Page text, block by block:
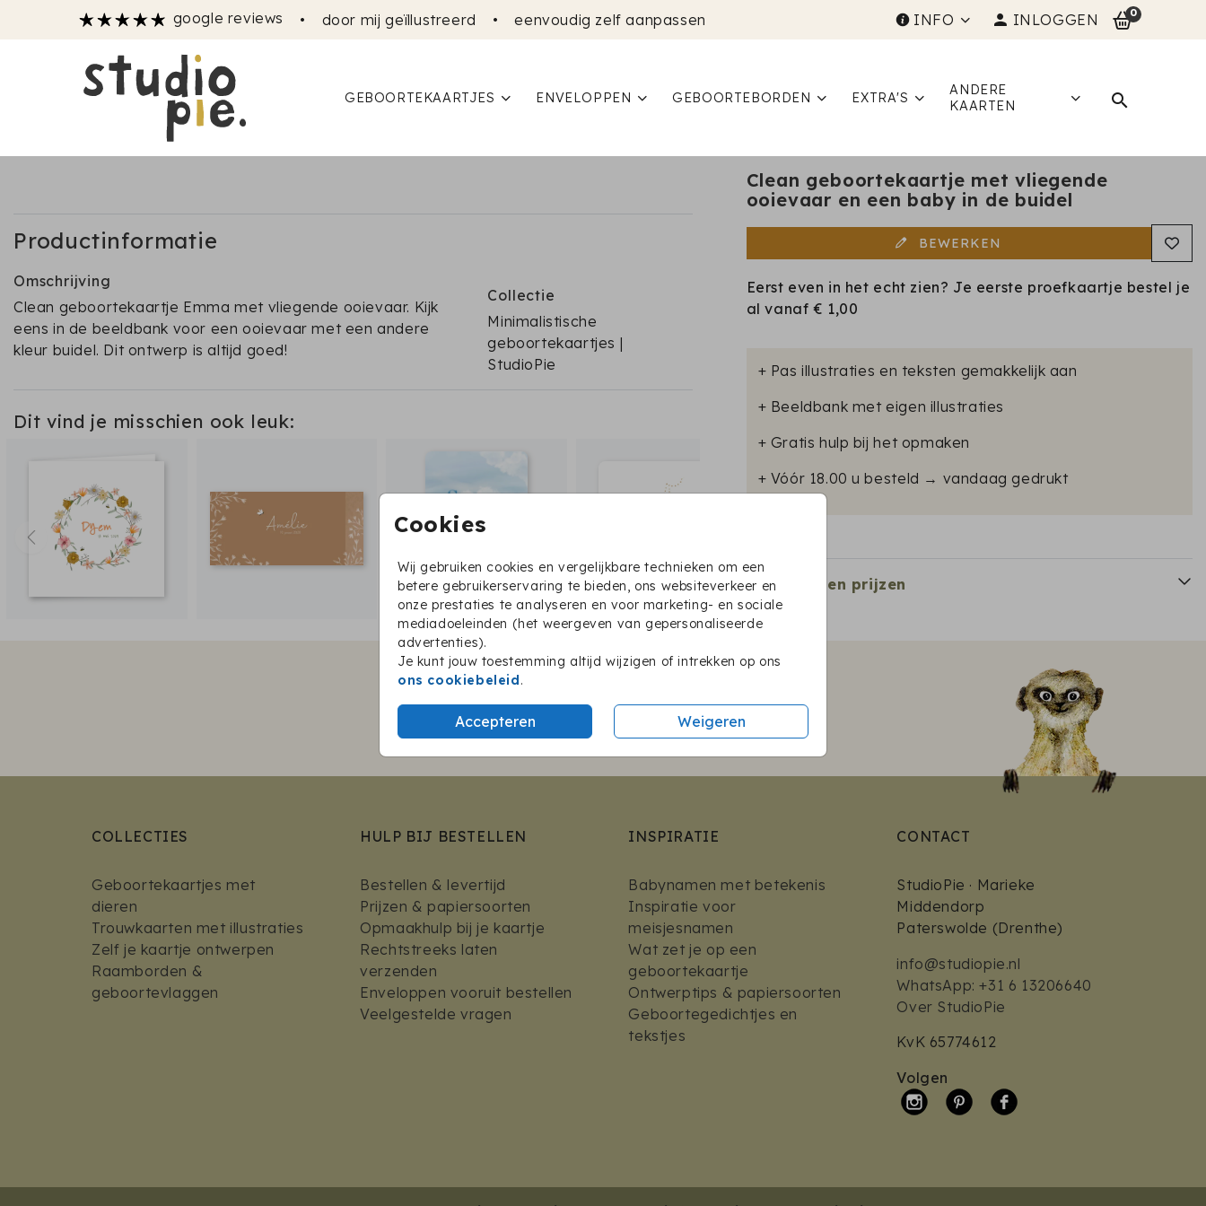
google reviews • door mij geïllustreerd • eenvoudig zelf aanpassen INFO INLOGGEN 0
GEBOORTEKAARTJES ENVELOPPEN GEBOORTEBORDEN EXTRA'S
ANDERE
KAARTEN
Cookies
Wij gebruiken cookies en vergelijkbare technieken om een
betere gebruikerservaring te bieden, ons websiteverkeer en
onze prestaties te analyseren en voor marketing- en sociale
mediadoeleinden (het weergeven van gepersonaliseerde
advertenties).
Je kunt jouw toestemming altijd wijzigen of intrekken op ons
ons cookiebeleid.
Accepteren Weigeren
Productinformatie
Omschrijving
Clean geboortekaartje Emma met vliegende ooievaar. Kijk
eens in de beeldbank voor een ooievaar met een andere
kleur buidel. Dit ontwerp is altijd goed!
Collectie
Minimalistische
geboortekaartjes |
StudioPie
Dit vind je misschien ook leuk:
Clean geboortekaartje met vliegende
ooievaar en een baby in de buidel
BEWERKEN
Eerst even in het echt zien? Je eerste proefkaartje bestel je
al vanaf € 1,00
+ Pas illustraties en teksten gemakkelijk aan
+ Beeldbank met eigen illustraties
+ Gratis hulp bij het opmaken
+ Vóór 18.00 u besteld → vandaag gedrukt
Formaten en prijzen
BESTEL EEN PROEFKAARTJE
COLLECTIES
Geboortekaartjes met
dieren
Trouwkaarten met illustraties
Zelf je kaartje ontwerpen
Raamborden &
geboortevlaggen
HULP BIJ BESTELLEN
Bestellen & levertijd
Prijzen & papiersoorten
Opmaakhulp bij je kaartje
Rechtstreeks laten
verzenden
Enveloppen vooruit bestellen
Veelgestelde vragen
INSPIRATIE
Babynamen met betekenis
Inspiratie voor
meisjesnamen
Wat zet je op een
geboortekaartje
Ontwerptips & papiersoorten
Geboortegedichtjes en
tekstjes
CONTACT
StudioPie · Marieke
Middendorp
Paterswolde (Drenthe)
info@studiopie.nl
WhatsApp: +31 6 13206640
Over StudioPie
KvK 65774612
Volgen